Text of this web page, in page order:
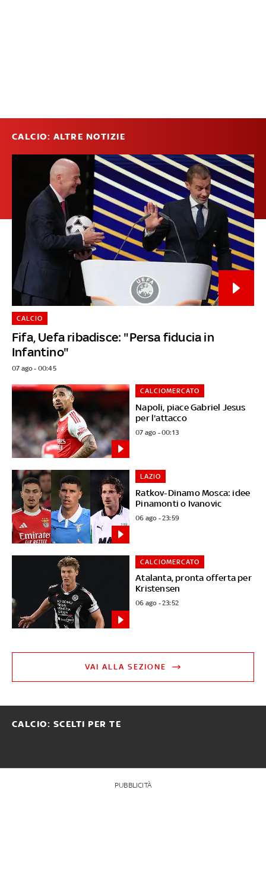
CALCIO: ALTRE NOTIZIE
Fifa, Uefa ribadisce: "Persa fiducia in
Infantino"
CALCIO
07 ago - 00:45
Napoli, piace Gabriel Jesus
per l'attacco
CALCIOMERCATO
07 ago - 00:13
Ratkov-Dinamo Mosca: idee
Pinamonti o Ivanovic
LAZIO
06 ago - 23:59
Atalanta, pronta offerta per
Kristensen
CALCIOMERCATO
06 ago - 23:52
VAI ALLA SEZIONE
CALCIO: SCELTI PER TE
PUBBLICITÀ